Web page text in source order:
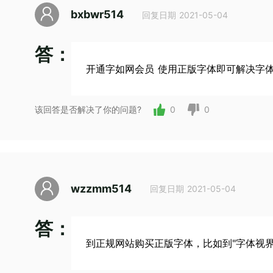
bxbwr514 回复日期 2021-05-04
答：
开通字如网会员 使用正版字体即可解决字体
该回答是否解决了你的问题? 0 0
wzzmm514 回复日期 2021-05-04
答：
到正规网站购买正版字体，比如到"字体视